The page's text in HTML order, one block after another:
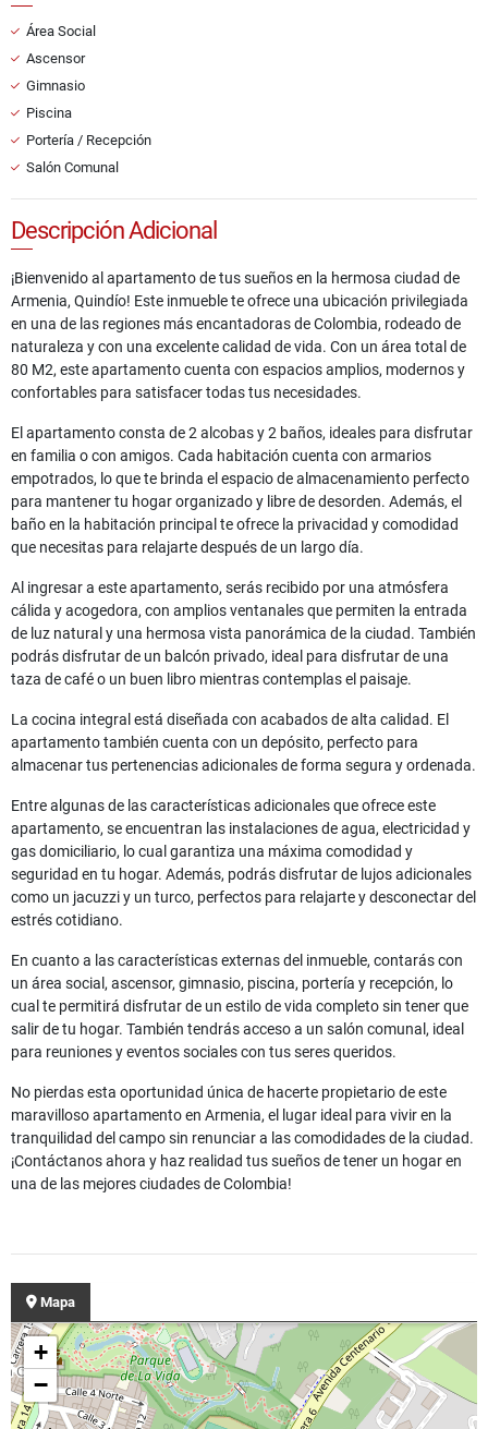
Área Social
Ascensor
Gimnasio
Piscina
Portería / Recepción
Salón Comunal
Descripción Adicional
¡Bienvenido al apartamento de tus sueños en la hermosa ciudad de
Armenia, Quindío! Este inmueble te ofrece una ubicación privilegiada
en una de las regiones más encantadoras de Colombia, rodeado de
naturaleza y con una excelente calidad de vida. Con un área total de
80 M2, este apartamento cuenta con espacios amplios, modernos y
confortables para satisfacer todas tus necesidades.
El apartamento consta de 2 alcobas y 2 baños, ideales para disfrutar
en familia o con amigos. Cada habitación cuenta con armarios
empotrados, lo que te brinda el espacio de almacenamiento perfecto
para mantener tu hogar organizado y libre de desorden. Además, el
baño en la habitación principal te ofrece la privacidad y comodidad
que necesitas para relajarte después de un largo día.
Al ingresar a este apartamento, serás recibido por una atmósfera
cálida y acogedora, con amplios ventanales que permiten la entrada
de luz natural y una hermosa vista panorámica de la ciudad. También
podrás disfrutar de un balcón privado, ideal para disfrutar de una
taza de café o un buen libro mientras contemplas el paisaje.
La cocina integral está diseñada con acabados de alta calidad. El
apartamento también cuenta con un depósito, perfecto para
almacenar tus pertenencias adicionales de forma segura y ordenada.
Entre algunas de las características adicionales que ofrece este
apartamento, se encuentran las instalaciones de agua, electricidad y
gas domiciliario, lo cual garantiza una máxima comodidad y
seguridad en tu hogar. Además, podrás disfrutar de lujos adicionales
como un jacuzzi y un turco, perfectos para relajarte y desconectar del
estrés cotidiano.
En cuanto a las características externas del inmueble, contarás con
un área social, ascensor, gimnasio, piscina, portería y recepción, lo
cual te permitirá disfrutar de un estilo de vida completo sin tener que
salir de tu hogar. También tendrás acceso a un salón comunal, ideal
para reuniones y eventos sociales con tus seres queridos.
No pierdas esta oportunidad única de hacerte propietario de este
maravilloso apartamento en Armenia, el lugar ideal para vivir en la
tranquilidad del campo sin renunciar a las comodidades de la ciudad.
¡Contáctanos ahora y haz realidad tus sueños de tener un hogar en
una de las mejores ciudades de Colombia!
Mapa
+
−